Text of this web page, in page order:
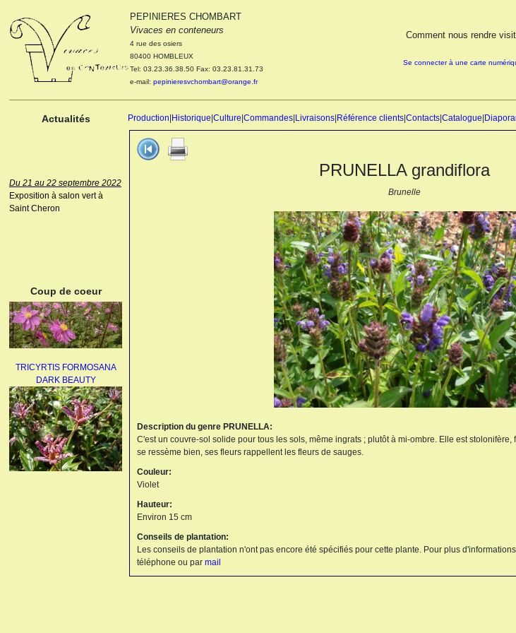
PEPINIERES CHOMBART
Vivaces en conteneurs
4 rue des osiers
80400 HOMBLEUX
Tel: 03.23.36.38.50 Fax: 03.23.81.31.73
e-mail: pepinieresvchombart@orange.fr
Comment nous rendre
Se connecter à une carte
Actualités Production Historique Culture Commandes Livraisons Référence clients Contacts Catalogue
Le 04 et 05 octobre 2022
Portes ouvertes de la
pépinière : Visite des
cultures, découverte des
nouveautés. Le rendez-vous
octobre 2022. Le mercredi 05
octobre 2022.
Du 21 au 22 septembre 2022
Exposition à salon vert à
Saint Cheron
Coup de coeur
TRICYRTIS FORMOSANA
DARK BEAUTY
PRUNELLA grandiflora
Brunelle
Description du genre PRUNELLA:
C'est un couvre-sol solide pour tous les sols, même ingrats ; plutôt à mi-ombre. Elle est
se ressème bien, ses fleurs rappellent les fleurs de sauges.
Couleur:
Violet
Hauteur:
Environ 15 cm
Conseils de plantation:
Les conseils de plantation n'ont pas encore été spécifiés pour cette plante. Pour plus
téléphone ou par mail